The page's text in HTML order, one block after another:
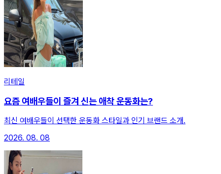
리테일
요즘 여배우들이 즐겨 신는 애착 운동화는?
최신 여배우들이 선택한 운동화 스타일과 인기 브랜드 소개.
2026. 08. 08